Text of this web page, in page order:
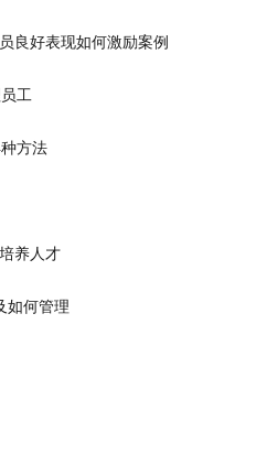
良好表现如何激励案例
工
方法
养人才
如何管理